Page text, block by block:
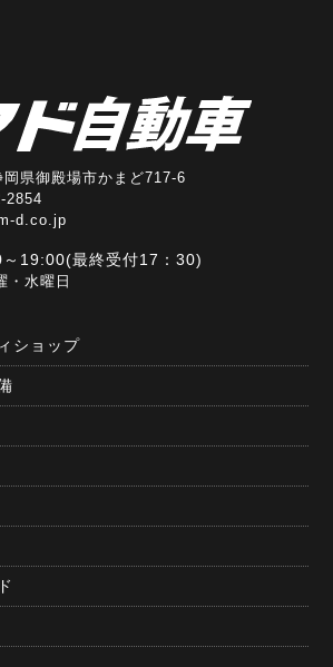
県御殿場市かまど717-6
2854
d.co.jp
19:00(最終受付17：30)
・水曜日
ショップ